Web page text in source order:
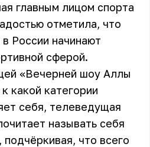
главным лицом спорта
отметила, что
России начинают
сферой.
«Вечерней шоу Аллы
какой категории
себя, телеведущая
называть себя
что всего